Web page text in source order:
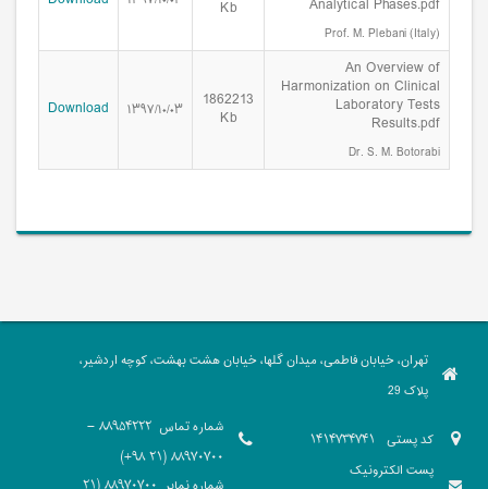
Analytical Phases.pdf
Prof. M. Plebani (Italy)
Kb
An Overview of
Harmonization on Clinical
Laboratory Tests
Results.pdf
Dr. S. M. Botorabi
1862213
Kb ۱۳۹۷/۱۰/۰۳ Download
تهران، خیابان فاطمی، میدان گلها، خیابان هشت بهشت، کوچه اردشیر،
پلاک 29
کد پستی
پست الکترونیک
شماره تماس
88954222 -
88970700 (21 98+)